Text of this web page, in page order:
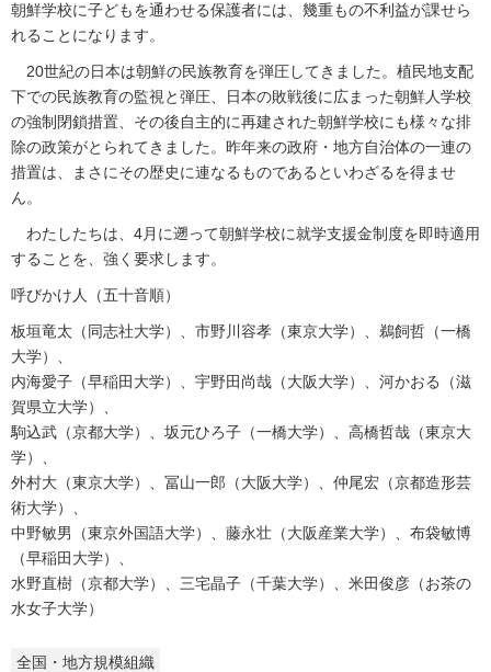
朝鮮学校に子どもを通わせる保護者には、幾重もの不利益が課せら
れることになります。
20世紀の日本は朝鮮の民族教育を弾圧してきました。植民地支配
下での民族教育の監視と弾圧、日本の敗戦後に広まった朝鮮人学校
の強制閉鎖措置、その後自主的に再建された朝鮮学校にも様々な排
除の政策がとられてきました。昨年来の政府・地方自治体の一連の
措置は、まさにその歴史に連なるものであるといわざるを得ませ
ん。
わたしたちは、4月に遡って朝鮮学校に就学支援金制度を即時適用
することを、強く要求します。
呼びかけ人（五十音順）
板垣竜太（同志社大学）、市野川容孝（東京大学）、鵜飼哲（一橋
大学）、
内海愛子（早稲田大学）、宇野田尚哉（大阪大学）、河かおる（滋
賀県立大学）、
駒込武（京都大学）、坂元ひろ子（一橋大学）、高橋哲哉（東京大
学）、
外村大（東京大学）、冨山一郎（大阪大学）、仲尾宏（京都造形芸
術大学）、
中野敏男（東京外国語大学）、藤永壮（大阪産業大学）、布袋敏博
（早稲田大学）、
水野直樹（京都大学）、三宅晶子（千葉大学）、米田俊彦（お茶の
水女子大学）
全国・地方規模組織